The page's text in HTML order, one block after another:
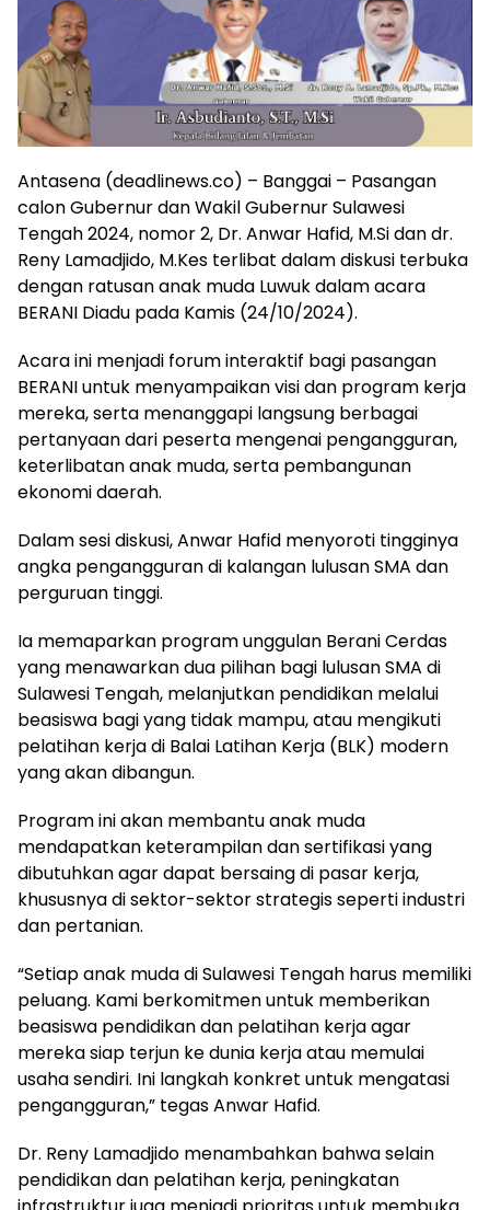
Antasena (deadlinews.co) – Banggai – Pasangan
calon Gubernur dan Wakil Gubernur Sulawesi
Tengah 2024, nomor 2, Dr. Anwar Hafid, M.Si dan dr.
Reny Lamadjido, M.Kes terlibat dalam diskusi terbuka
dengan ratusan anak muda Luwuk dalam acara
BERANI Diadu pada Kamis (24/10/2024).
Acara ini menjadi forum interaktif bagi pasangan
BERANI untuk menyampaikan visi dan program kerja
mereka, serta menanggapi langsung berbagai
pertanyaan dari peserta mengenai pengangguran,
keterlibatan anak muda, serta pembangunan
ekonomi daerah.
Dalam sesi diskusi, Anwar Hafid menyoroti tingginya
angka pengangguran di kalangan lulusan SMA dan
perguruan tinggi.
Ia memaparkan program unggulan Berani Cerdas
yang menawarkan dua pilihan bagi lulusan SMA di
Sulawesi Tengah, melanjutkan pendidikan melalui
beasiswa bagi yang tidak mampu, atau mengikuti
pelatihan kerja di Balai Latihan Kerja (BLK) modern
yang akan dibangun.
Program ini akan membantu anak muda
mendapatkan keterampilan dan sertifikasi yang
dibutuhkan agar dapat bersaing di pasar kerja,
khususnya di sektor-sektor strategis seperti industri
dan pertanian.
“Setiap anak muda di Sulawesi Tengah harus memiliki
peluang. Kami berkomitmen untuk memberikan
beasiswa pendidikan dan pelatihan kerja agar
mereka siap terjun ke dunia kerja atau memulai
usaha sendiri. Ini langkah konkret untuk mengatasi
pengangguran,” tegas Anwar Hafid.
Dr. Reny Lamadjido menambahkan bahwa selain
pendidikan dan pelatihan kerja, peningkatan